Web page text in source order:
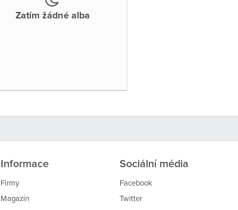
Zatím žádné alba
Informace
Firmy
Magazín
Sociální média
Facebook
Twitter